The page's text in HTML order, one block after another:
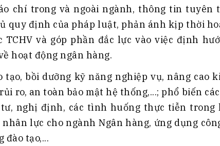
chí trong và ngoài ngành, thông tin tuyên
quy định của pháp luật, phản ánh kịp thời
TCHV và góp phần đắc lực vào việc định
hoạt động ngân hàng.
tạo, bồi dưỡng kỹ năng nghiệp vụ, nâng cao
ro, an toàn bảo mật hệ thống,...; phổ biến
nghị định, các tình huống thực tiễn trong
lực cho ngành Ngân hàng, ứng dụng
đào tạo,...